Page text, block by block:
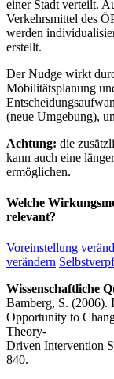
einer Stadt verteilt.
Verkehrsmittel des
werden
erstellt.
Der Nudge wirkt
Mobilitätsplanung
(neue Umgebung),
Achtung: die
kann auch eine
ermöglichen.
Welche
relevant?
Voreinstellung
verändern
Wissenschaftliche
Bamberg, S. (2006).
Opportunity to
Theory-
Driven Intervention
840.